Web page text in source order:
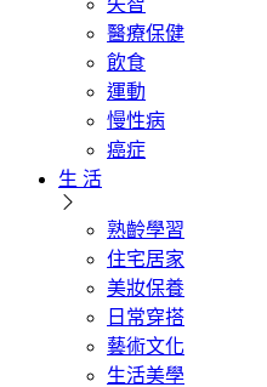
失智
醫療保健
飲食
運動
慢性病
癌症
生 活
熟齡學習
住宅居家
美妝保養
日常穿搭
藝術文化
生活美學